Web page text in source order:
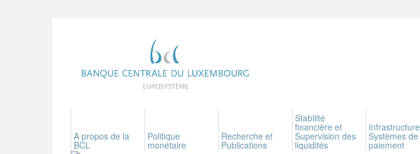
A propos de la
BCL
Politique
monétaire
Recherche et
Publications
Stabilité
financière et
Supervision des
liquidités
Systèmes de
paiement